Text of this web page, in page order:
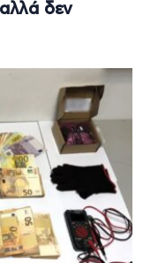
δεν